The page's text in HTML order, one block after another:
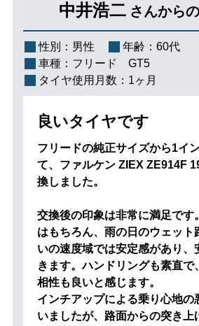
中井浩二 さんから
性別： 男性 年齢： 60代
車種： フリード GT5
タイヤ使用月数： 1ヶ月
良いタイヤです
フリードの純正サイズから1イ
て、ファルケン ZIEX ZE914F
換しました。
交換後の印象は非常に満足です
はもちろん、雨の日のウェット
いの速度域では安定感があり、
きます。ハンドリングも素直で
相性も良いと感じます。
インチアップによる乗り心地の
いましたが、路面からの突き上